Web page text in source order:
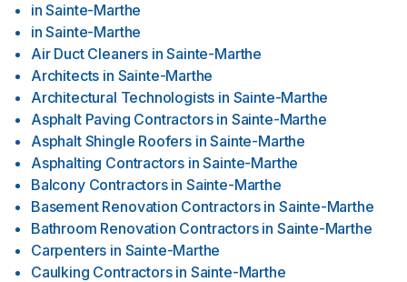
in Sainte-Marthe
in Sainte-Marthe
Air Duct Cleaners in Sainte-Marthe
Architects in Sainte-Marthe
Architectural Technologists in Sainte-Marthe
Asphalt Paving Contractors in Sainte-Marthe
Asphalt Shingle Roofers in Sainte-Marthe
Asphalting Contractors in Sainte-Marthe
Balcony Contractors in Sainte-Marthe
Basement Renovation Contractors in Sainte-Marthe
Bathroom Renovation Contractors in Sainte-Marthe
Carpenters in Sainte-Marthe
Caulking Contractors in Sainte-Marthe